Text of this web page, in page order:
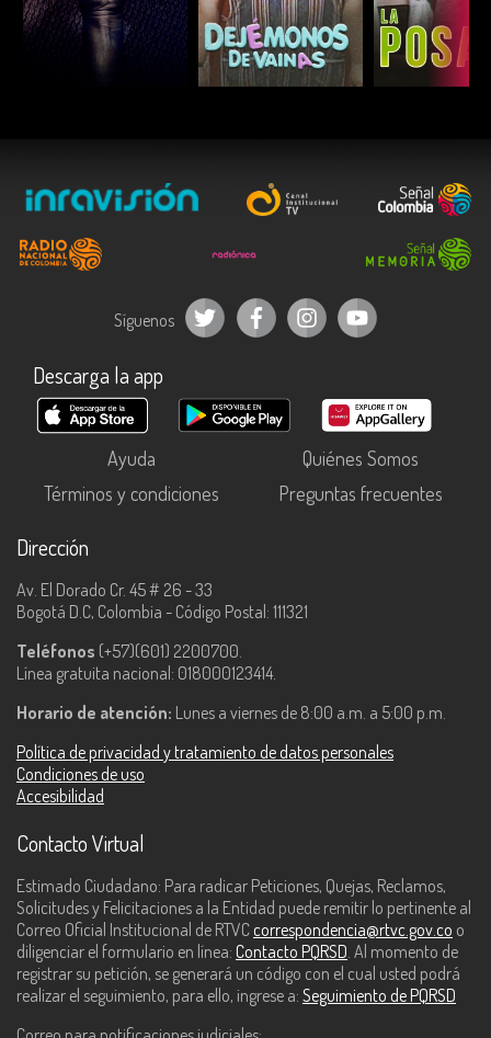
ESCUCHAR ESCUCHAR
Síguenos
Descarga la app
Ayuda
Quiénes Somos
Términos y condiciones
Preguntas frecuentes
Dirección
Av. El Dorado Cr. 45 # 26 - 33
Bogotá D.C, Colombia - Código Postal: 111321
Teléfonos (+57)(601) 2200700.
Línea gratuita nacional: 018000123414.
Horario de atención: Lunes a viernes de 8:00 a.m. a 5:00 p.m.
Política de privacidad y tratamiento de datos personales
Condiciones de uso
Accesibilidad
Contacto Virtual
Estimado Ciudadano: Para radicar Peticiones, Quejas, Reclamos,
Solicitudes y Felicitaciones a la Entidad puede remitir lo pertinente al
Correo Oficial Institucional de RTVC correspondencia@rtvc.gov.co o
diligenciar el formulario en línea: Contacto PQRSD. Al momento de
registrar su petición, se generará un código con el cual usted podrá
realizar el seguimiento, para ello, ingrese a: Seguimiento de PQRSD